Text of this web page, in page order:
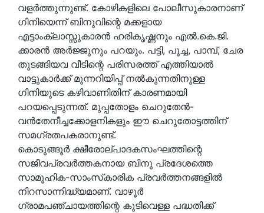
വളര്‍ത്തുന്നുണ്ട്. കോഴികളിലെ പോലീസുകാരനാണ്
ഗിനിയെന്ന് ബിനുവിന്റെ മക്കളായ
എട്ടാംക്ലാസ്സുകാരന്‍ ഹരികൃഷ്ണനും എല്‍.കെ.ജി.
ക്കാരന്‍ അര്‍ജ്ജുനും പറയും. പട്ടി, പൂച്ച, പാമ്പ്, ചേര
തുടങ്ങിയവ വീടിന്റെ പരിസരത്ത് എത്തിയാല്‍
വാട്ടുകാര്‍ക്ക് മുന്നറിയിപ്പ് നല്‍കുന്നതിനുള്ള
ഗിനിയുടെ കഴിവാണിതിന് കാരണമായി
പറയപ്പെടുന്നത്. മുപ്പതോളം ചെറുതേന്‍-
വന്‍തേനീച്ചക്കോളനികളും ഈ ചെറുതോട്ടത്തിന്
സമഗ്രതപകരാനുണ്ട്.
കൊടുങ്ങൂര്‍ ക്ഷീരോല്പാദകസംഘത്തിന്റെ
സജീവപ്രവര്‍ത്തകനായ ബിനു പ്രദേശത്തെ
സാമൂഹിക-സാംസ്‌കാരിക പ്രവര്‍ത്തനങ്ങളില്‍
നിറസാന്നിദ്ധ്യമാണ്. വാഴൂര്‍
ഗ്രാമപഞ്ചായത്തിന്റെ കുടിവെള്ള പദ്ധതിക്ക്